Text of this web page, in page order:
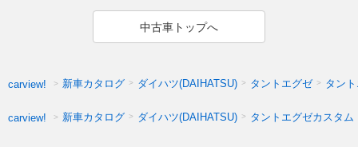
中古車トップへ
carview! 新車カタログ ダイハツ(DAIHATSU) タントエグゼ タン
carview! 新車カタログ ダイハツ(DAIHATSU) タントエグゼカスタム